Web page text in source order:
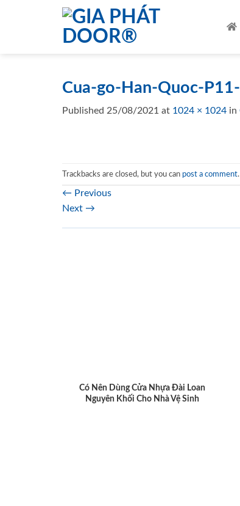
Cua-go-Han-Quoc-
Published 25/08/2021 at 1024 × 1024 in
Trackbacks are closed, but you can post a comment.
← Previous
Next →
Có Nên Dùng Cửa Nhựa Đài Loan
Nguyên Khối Cho Nhà Vệ Sinh